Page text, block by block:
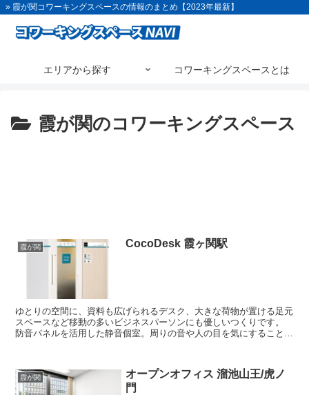
» 霞が関コワーキングスペースの情報のまとめ【2023年最新】
エリアから探す コワーキングスペースとは
霞が関のコワーキングスペース
霞が関 CocoDesk 霞ヶ関駅
ゆとりの空間に、資料も広げられるデスク、大きな荷物が置ける足元
スペースなど移動の多いビジネスパーソンにも優しいつくりです。
防音パネルを活用した静音個室。周りの音や人の目を気にすることな
霞が関
オープンオフィス 溜池山王/虎ノ
門